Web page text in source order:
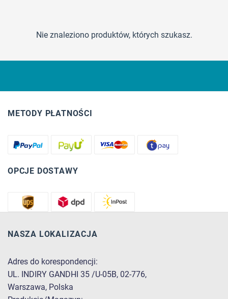
Nie znaleziono produktów, których szukasz.
METODY PŁATNOŚCI
OPCJE DOSTAWY
NASZA LOKALIZACJA
Adres do korespondencji:
UL. INDIRY GANDHI 35 /U-05B, 02-776,
Warszawa, Polska